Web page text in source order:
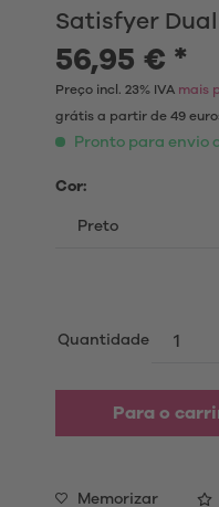
Satisfyer Dual
56,95 € *
Preço incl. 23% IVA mais
grátis a partir de 49
Pronto para envio
Cor:
Quantidade
Para o
Memorizar